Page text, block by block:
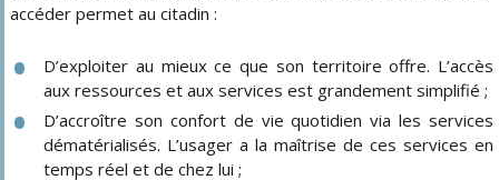
accéder permet au citadin :
D’exploiter au mieux ce que son territoire offre. L’accès
aux ressources et aux services est grandement simplifié ;
D’accroître son confort de vie quotidien via les services
dématérialisés. L’usager a la maîtrise de ces services en
temps réel et de chez lui ;